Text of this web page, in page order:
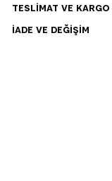
TESLIMAT VE KARGO
İADE VE DEĞIŞIM